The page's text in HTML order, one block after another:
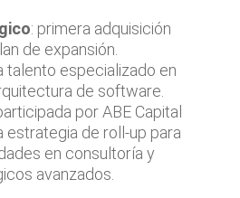
: primera adquisición
de expansión.
talento especializado en
de software.
por ABE Capital
estrategia de roll-up para
en consultoría y
avanzados.